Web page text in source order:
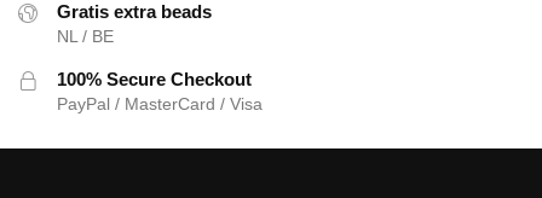
Gratis extra beads
NL / BE
100% Secure Checkout
PayPal / MasterCard / Visa